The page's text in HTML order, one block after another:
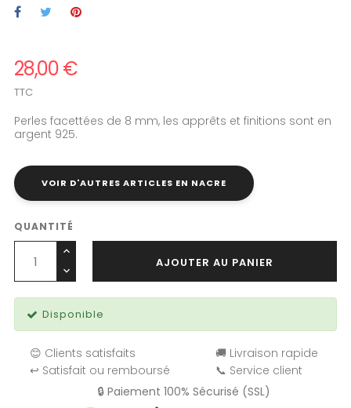
28,00 €
TTC
Perles facettées de 8 mm, les apprêts et finitions sont en
argent 925.
VOIR D'AUTRES ARTICLES EN NACRE
QUANTITÉ
AJOUTER AU PANIER
Disponible
😊 Clients satisfaits
🚚 Livraison rapide
↩️ Satisfait ou remboursé
📞 Service client
🔒 Paiement 100% Sécurisé (SSL)